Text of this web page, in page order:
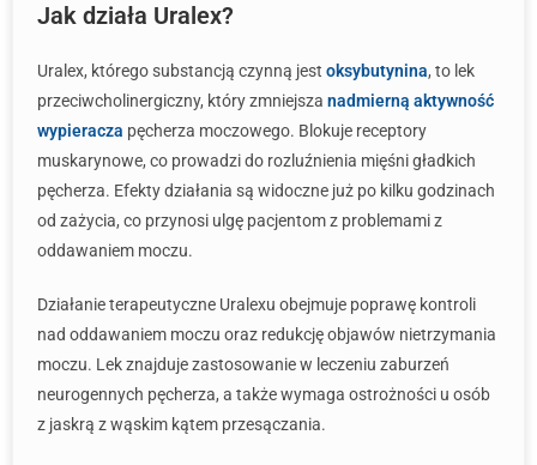
Jak działa Uralex?
Uralex, którego substancją czynną jest oksybutynina, to lek
przeciwcholinergiczny, który zmniejsza nadmierną aktywność
wypieracza pęcherza moczowego. Blokuje receptory
muskarynowe, co prowadzi do rozluźnienia mięśni gładkich
pęcherza. Efekty działania są widoczne już po kilku godzinach
od zażycia, co przynosi ulgę pacjentom z problemami z
oddawaniem moczu.
Działanie terapeutyczne Uralexu obejmuje poprawę kontroli
nad oddawaniem moczu oraz redukcję objawów nietrzymania
moczu. Lek znajduje zastosowanie w leczeniu zaburzeń
neurogennych pęcherza, a także wymaga ostrożności u osób
z jaskrą z wąskim kątem przesączania.